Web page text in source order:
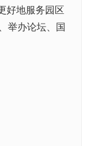
好地服务园区
举办论坛、国